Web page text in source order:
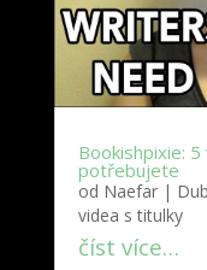
Bookishpixie:
potřebujete
od Naefar|
videa s titulky
číst více…